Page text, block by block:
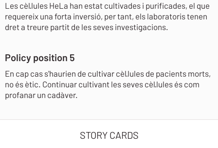
Les cèl·lules HeLa han estat cultivades i purificades, el que
requereix una forta inversió, per tant, els laboratoris tenen
dret a treure partit de les seves investigacions.
Policy position 5
En cap cas s'haurien de cultivar cèl·lules de pacients morts,
no és ètic. Continuar cultivant les seves cèl·lules és com
profanar un cadàver.
STORY CARDS